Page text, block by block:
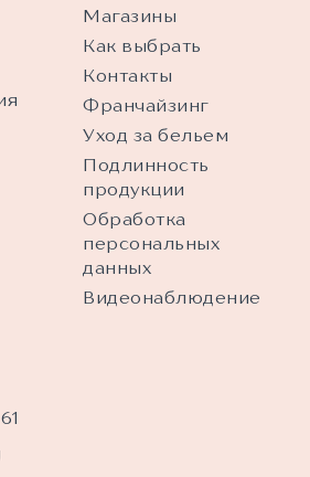
Магазины
Как выбрать
Контакты
Франчайзинг
Уход за бельем
Подлинность
продукции
Обработка
персональных
данных
Видеонаблюдение